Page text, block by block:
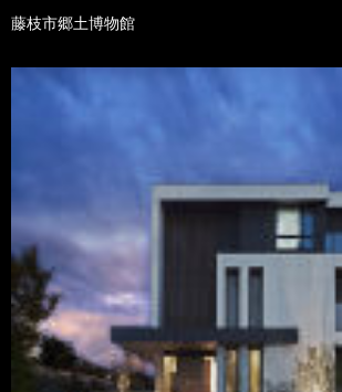
藤枝市郷土博物館